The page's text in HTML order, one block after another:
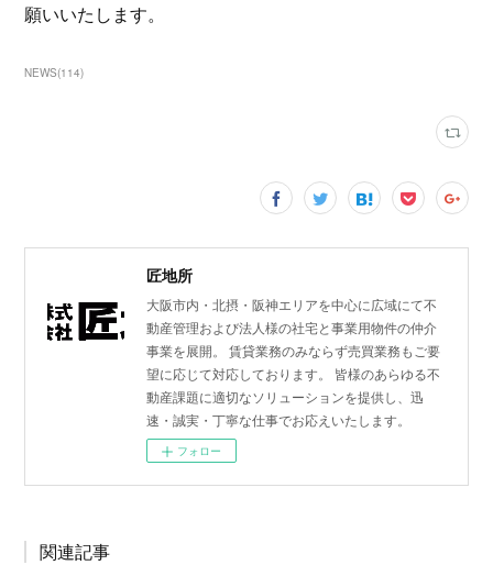
願いいたします。
NEWS(114)
匠地所
大阪市内・北摂・阪神エリアを中心に広域にて不
動産管理および法人様の社宅と事業用物件の仲介
事業を展開。 賃貸業務のみならず売買業務もご要
望に応じて対応しております。 皆様のあらゆる不
動産課題に適切なソリューションを提供し、迅
速・誠実・丁寧な仕事でお応えいたします。
フォロー
関連記事